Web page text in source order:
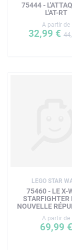
75444 -
L'AT-RT
A partir de
32,99 €
LEGO STAR
75460 - LE X-
STARFIGHTER
NOUVELLE
A partir de
69,99 €